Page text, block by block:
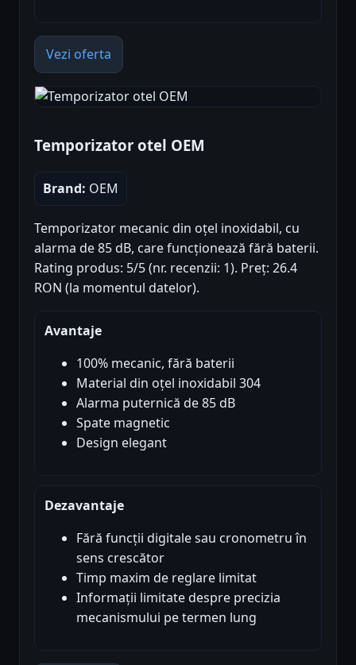
Vezi oferta
Temporizator otel OEM
Brand: OEM
Temporizator mecanic din oțel inoxidabil, cu
alarma de 85 dB, care funcționează fără baterii.
Rating produs: 5/5 (nr. recenzii: 1). Preț: 26.4
RON (la momentul datelor).
Avantaje
100% mecanic, fără baterii
Material din oțel inoxidabil 304
Alarma puternică de 85 dB
Spate magnetic
Design elegant
Dezavantaje
Fără funcții digitale sau cronometru în
sens crescător
Timp maxim de reglare limitat
Informații limitate despre precizia
mecanismului pe termen lung